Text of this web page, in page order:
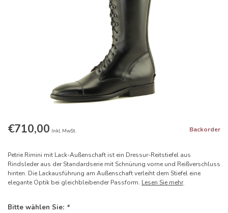
€710,00 Inkl. MwSt. Backorder
Petrie Rimini mit Lack-Außenschaft ist ein Dressur-Reitstiefel aus
Rindsleder aus der Standardserie mit Schnürung vorne und Reißverschluss
hinten. Die Lackausführung am Außenschaft verleiht dem Stiefel eine
elegante Optik bei gleichbleibender Passform. Lesen Sie mehr.
Bitte wählen Sie: *